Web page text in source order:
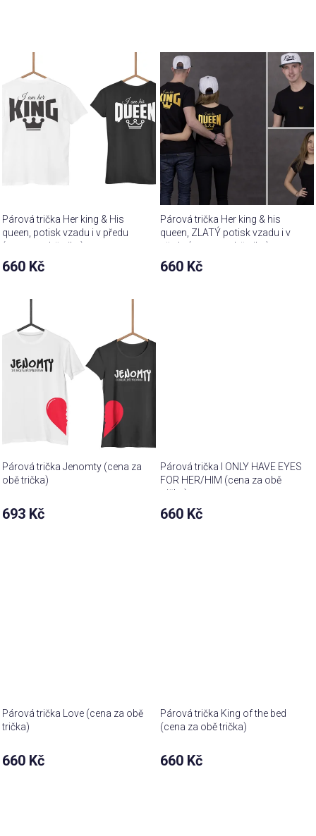
Párová trička Her king & His
queen, potisk vzadu i v předu
(cena za obě trika)
660 Kč
Párová trička Her king & his
queen, ZLATÝ potisk vzadu i v
předu (cena za obě trika)
660 Kč
Párová trička Jenomty (cena za
obě trička)
693 Kč
Párová trička I ONLY HAVE EYES
FOR HER/HIM (cena za obě
trička)
660 Kč
Párová trička Love (cena za obě
trička)
660 Kč
Párová trička King of the bed
(cena za obě trička)
660 Kč